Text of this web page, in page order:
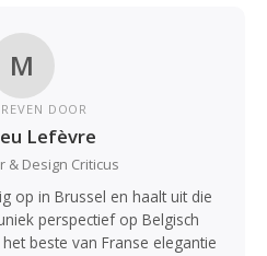
M
DOOR
Lefèvre
& Design Criticus
op in Brussel en haalt uit die
perspectief op Belgisch
beste van Franse elegantie